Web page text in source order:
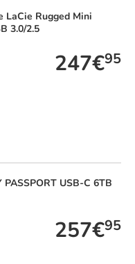
LaCie Rugged Mini
3.0/2.5
247€95
PASSPORT USB-C 6TB
257€95